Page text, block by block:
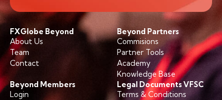
FXGlobe Beyond
About Us
Team
Contact
Beyond Partners
Commisions
Partner Tools
Academy
Knowledge Base
Beyond Members
Login
Legal Documents VFSC
Terms & Conditions